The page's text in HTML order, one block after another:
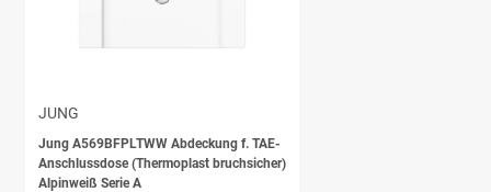
JUNG
Jung A569BFPLTWW Abdeckung f. TAE-
Anschlussdose (Thermoplast bruchsicher)
Alpinweiß Serie A